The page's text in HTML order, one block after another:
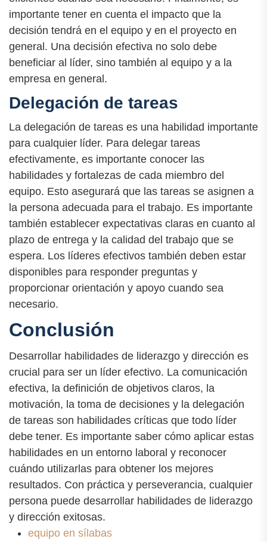
importante tener en cuenta el impacto que la
decisión tendrá en el equipo y en el proyecto en
general. Una decisión efectiva no solo debe
beneficiar al líder, sino también al equipo y a la
empresa en general.
Delegación de tareas
La delegación de tareas es una habilidad importante
para cualquier líder. Para delegar tareas
efectivamente, es importante conocer las
habilidades y fortalezas de cada miembro del
equipo. Esto asegurará que las tareas se asignen a
la persona adecuada para el trabajo. Es importante
también establecer expectativas claras en cuanto al
plazo de entrega y la calidad del trabajo que se
espera. Los líderes efectivos también deben estar
disponibles para responder preguntas y
proporcionar orientación y apoyo cuando sea
necesario.
Conclusión
Desarrollar habilidades de liderazgo y dirección es
crucial para ser un líder efectivo. La comunicación
efectiva, la definición de objetivos claros, la
motivación, la toma de decisiones y la delegación
de tareas son habilidades críticas que todo líder
debe tener. Es importante saber cómo aplicar estas
habilidades en un entorno laboral y reconocer
cuándo utilizarlas para obtener los mejores
resultados. Con práctica y perseverancia, cualquier
persona puede desarrollar habilidades de liderazgo
y dirección exitosas.
equipo en sílabas